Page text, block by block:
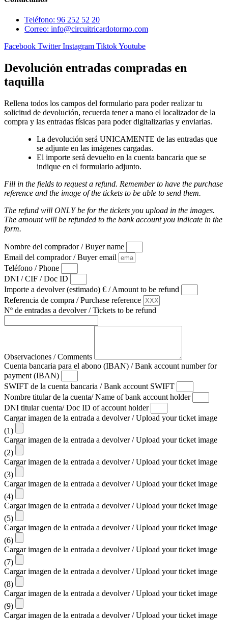
Teléfono: 96 252 52 20
Correo: info@circuitricardotormo.com
Facebook Twitter Instagram TiktokYoutube
Devolución entradas compradas en
taquilla
Rellena todos los campos del formulario para poder realizar tu
solicitud de devolución, recuerda tener a mano el localizador de la
compra y las entradas físicas para poder digitalizarlas y enviarlas.
La devolución será UNICAMENTE de las entradas que
se adjunte en las imágenes cargadas.
El importe será devuelto en la cuenta bancaria que se
indique en el formulario adjunto.
Fill in the fields to request a refund. Remember to have the purchase
reference and the image of the tickets to be able to send them.
The refund will ONLY be for the tickets you upload in the images.
The amount will be refunded to the bank account you indicate in the
form.
Nombre del comprador / Buyer name
Email del comprador / Buyer email
Teléfono / Phone
DNI / CIF / Doc ID
Importe a devolver (estimado) € / Amount to be refund
Referencia de compra / Purchase reference
Nº de entradas a devolver / Tickets to be refund
Observaciones / Comments
Cuenta bancaria para el abono (IBAN) / Bank account number for
payment (IBAN)
SWIFT de la cuenta bancaria / Bank account SWIFT
Nombre titular de la cuenta/ Name of bank account holder
DNI titular cuenta/ Doc ID of account holder
Cargar imagen de la entrada a devolver / Upload your ticket image
(1)
Cargar imagen de la entrada a devolver / Upload your ticket image
(2)
Cargar imagen de la entrada a devolver / Upload your ticket image
(3)
Cargar imagen de la entrada a devolver / Upload your ticket image
(4)
Cargar imagen de la entrada a devolver / Upload your ticket image
(5)
Cargar imagen de la entrada a devolver / Upload your ticket image
(6)
Cargar imagen de la entrada a devolver / Upload your ticket image
(7)
Cargar imagen de la entrada a devolver / Upload your ticket image
(8)
Cargar imagen de la entrada a devolver / Upload your ticket image
(9)
Cargar imagen de la entrada a devolver / Upload your ticket image